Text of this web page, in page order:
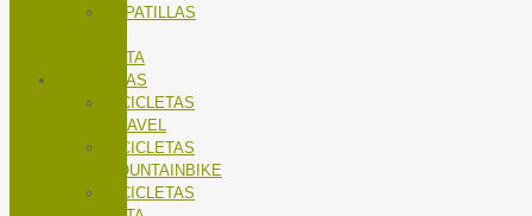
ZAPATILLAS
RUTA
BICICLETAS
BICICLETAS
GRAVEL
BICICLETAS
MOUNTAINBIKE
BICICLETAS